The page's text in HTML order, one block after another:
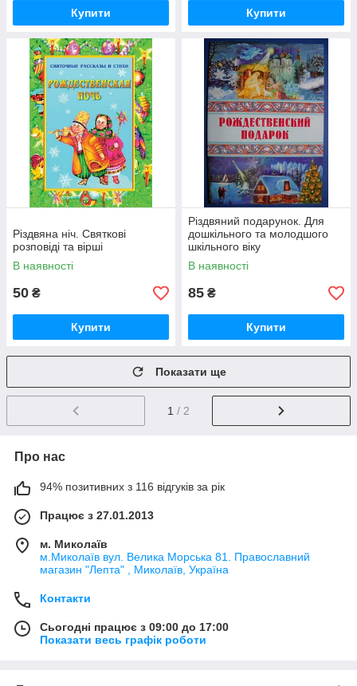
Купити Купити
Різдвяна ніч. Святкові
розповіді та вірші
В наявності
50 ₴
Купити
Різдвяний подарунок. Для
дошкільного та молодшого
шкільного віку
В наявності
85 ₴
Купити
Показати ще
1 / 2
Про нас
94% позитивних з 116 відгуків за рік
Працює з 27.01.2013
м. Миколаїв
м.Миколаїв вул. Велика Морська 81. Православний
магазин "Лепта" , Миколаїв, Україна
Контакти
Сьогодні працює з 09:00 до 17:00
Показати весь графік роботи